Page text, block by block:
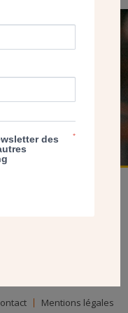
Mentions légales
des
*